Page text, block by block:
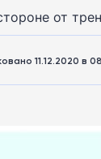
от
11.12.2020 в